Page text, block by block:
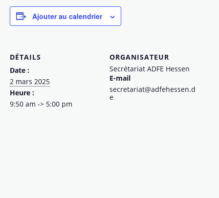
Ajouter au calendrier
DÉTAILS
Date :
2 mars 2025
Heure :
9:50 am -> 5:00 pm
ORGANISATEUR
Secrétariat ADFE Hessen
E-mail
secretariat@adfehessen.d
e